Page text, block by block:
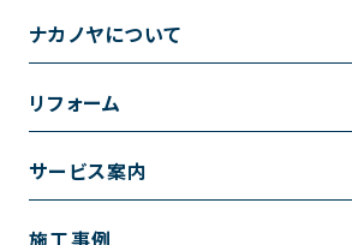
ナカノヤについて
事業内容
採用情報
リフォーム
トイレのリフォーム
サービス案内
サービスの流れ